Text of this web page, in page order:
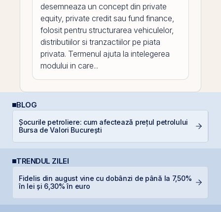
desemneaza un concept din private
equity, private credit sau fund finance,
folosit pentru structurarea vehiculelor,
distributiilor si tranzactiilor pe piata
privata. Termenul ajuta la intelegerea
modului in care...
BLOG
Șocurile petroliere: cum afectează prețul petrolului
Bursa de Valori București
TRENDUL ZILEI
Fidelis din august vine cu dobânzi de până la 7,50%
în lei și 6,30% în euro